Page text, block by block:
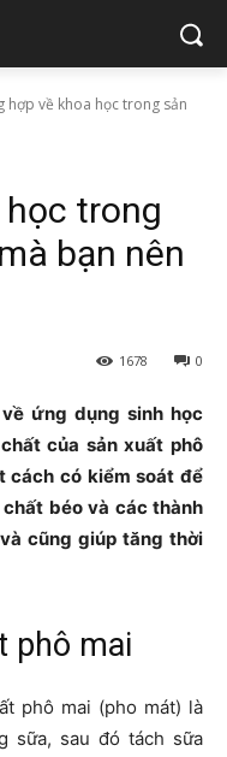
hợp về khoa học trong sản
trong
bạn nên
0
1678
ứng dụng sinh học
của sản xuất phô
cách có kiểm soát để
béo và các thành
cũng giúp tăng thời
phô mai
phô mai (pho mát) là
sữa, sau đó tách sữa